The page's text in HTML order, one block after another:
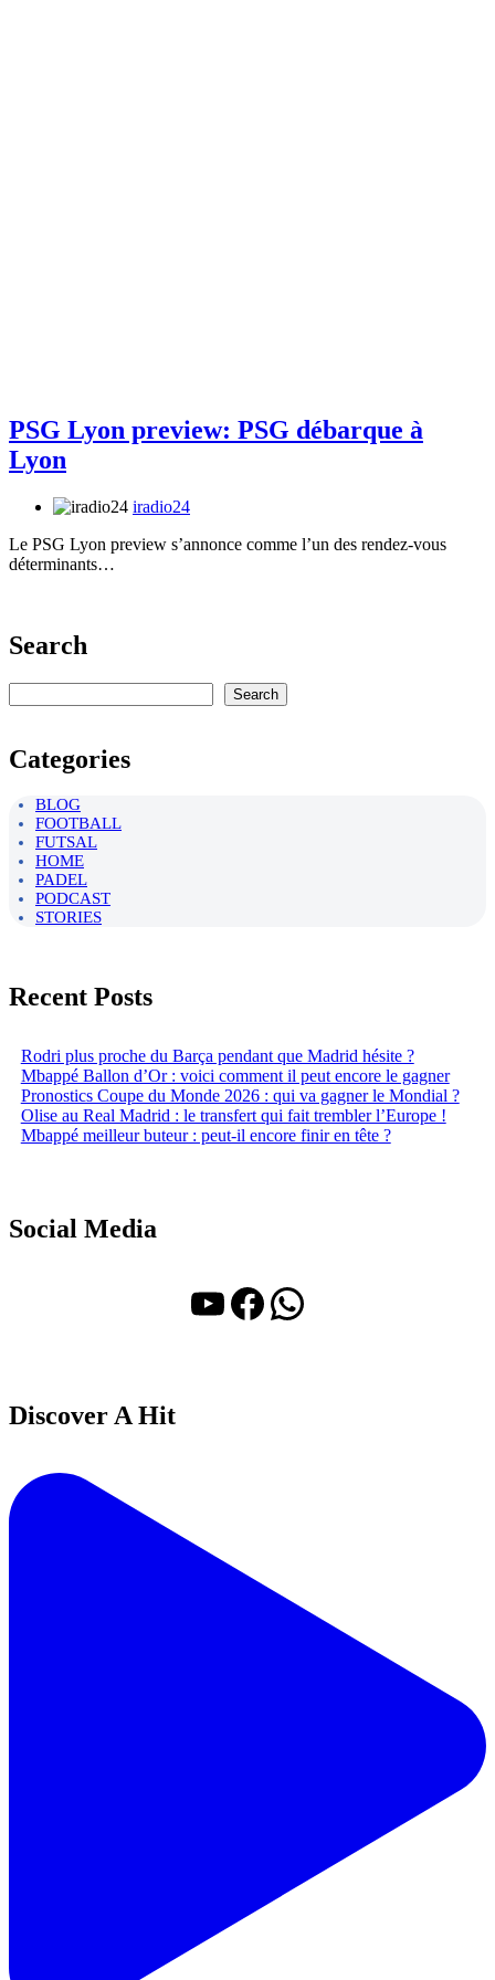
PSG Lyon preview: PSG débarque à
Lyon
iradio24
Le PSG Lyon preview s’annonce comme l’un des rendez-vous
déterminants…
Search
Search
Categories
BLOG
FOOTBALL
FUTSAL
HOME
PADEL
PODCAST
STORIES
Recent Posts
Rodri plus proche du Barça pendant que Madrid hésite ?
Mbappé Ballon d’Or : voici comment il peut encore le gagner
Pronostics Coupe du Monde 2026 : qui va gagner le Mondial ?
Olise au Real Madrid : le transfert qui fait trembler l’Europe !
Mbappé meilleur buteur : peut-il encore finir en tête ?
Social Media
YouTube
Facebook
WhatsApp
Discover A Hit